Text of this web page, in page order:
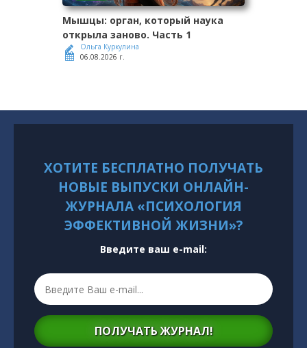
Мышцы: орган, который наука
открыла заново. Часть 1
Ольга Куркулина
06.08.2026 г.
ХОТИТЕ БЕСПЛАТНО ПОЛУЧАТЬ
НОВЫЕ ВЫПУСКИ ОНЛАЙН-
ЖУРНАЛА «ПСИХОЛОГИЯ
ЭФФЕКТИВНОЙ ЖИЗНИ»?
Введите ваш e-mail:
ПОЛУЧАТЬ ЖУРНАЛ!